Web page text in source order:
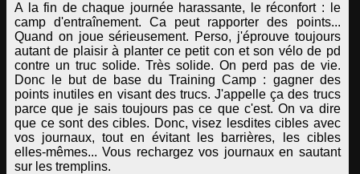
A la fin de chaque journée harassante, le réconfort : le
camp d'entraînement. Ca peut rapporter des points...
Quand on joue sérieusement. Perso, j'éprouve toujours
autant de plaisir à planter ce petit con et son vélo de pd
contre un truc solide. Très solide. On perd pas de vie.
Donc le but de base du Training Camp : gagner des
points inutiles en visant des trucs. J'appelle ça des trucs
parce que je sais toujours pas ce que c'est. On va dire
que ce sont des cibles. Donc, visez lesdites cibles avec
vos journaux, tout en évitant les barrières, les cibles
elles-mêmes... Vous rechargez vos journaux en sautant
sur les tremplins.